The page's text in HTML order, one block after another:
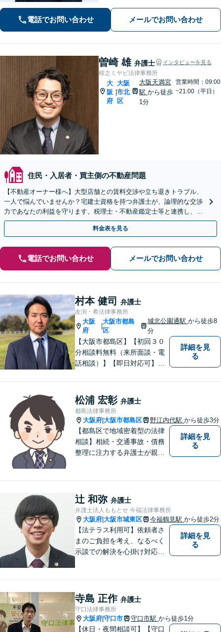
ル相談可】【JR東西線大阪天満宮駅5
電話でお問い合わせ メールでお問い合わせ
曽崎 雄 弁護士 インタビューを見る
桜之ミヤビ法律事務所
大
阪
府
大阪
市北
区
大阪天満宮
駅 から徒歩
1分
営業時間：09:00
~21:00（平日）
住民・入居者・買主側の不動産問題
【不動産オーナー様へ】大型店舗との賃料交渉や立ち退きトラブル、
一人で悩んでいませんか？宅建士資格を持つ弁護士が、論理的な交渉
力であなたの利益を守ります。税理士・不動産鑑定士等と連携し、複
雑な案件もワンストップで解決へ。初回相談無料。
料金表を見る
電話でお問い合わせ メールでお問い合わせ
村本 健司 弁護士
友渕・希法律事務所
大阪
府
|
大阪市都島
区
城北公園通駅から徒歩8
分
【大阪市都島区】【初回３０
分相談料無料（来所面談・電
話相談）】【即日対応可】
【高倉町三丁目バス停徒歩１
分】【当日・夜間・休日相談
可】刑事事件/相続問題/離婚問
題など経験と知識をもとに、
依頼者様の不安を解消し、問
題解決へ導きます
詳細を見
る
松浦 宏彰 弁護士
都島法律事務所
大阪府 大阪市都島区 野江内代駅 から徒歩3分
【都島区で地域密着型の法律
相談】相続・交通事故・債務
整理に注力する弁護士が親身
様、まずはお気軽にご連絡く
ださい。初回面談予約受付中
詳細を見
る
辻 和弥 弁護士
弁護士法人ももとせ 今福法律事務所
大阪府 大阪市城東区 今福鶴見駅 から徒歩2分
【法テラス利用可】依頼者さ
まのご負担を考え、なるべく
示談での解決を心掛け対応い
で頼れる弁護士を目指しま
す。【休日相談可】【今福鶴
見駅2分】
詳細を見
る
寺島 正作 弁護士
守口法律事務所
大阪府 守口市 守口市駅 から徒歩1分
【休日・夜間相談可】【守口